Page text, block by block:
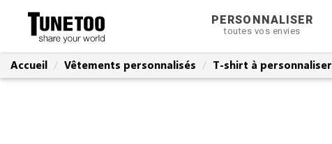
PERSONNALISER
toutes vos envies
Accueil Vêtements personnalisés T-shirt à personnaliser